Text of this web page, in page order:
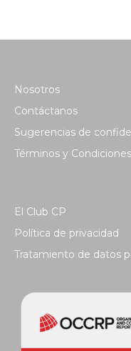
Nosotros
Contáctanos
Sugerencias de
Términos y Condiciones
El Club CP
Política de privacidad
Tratamiento de datos